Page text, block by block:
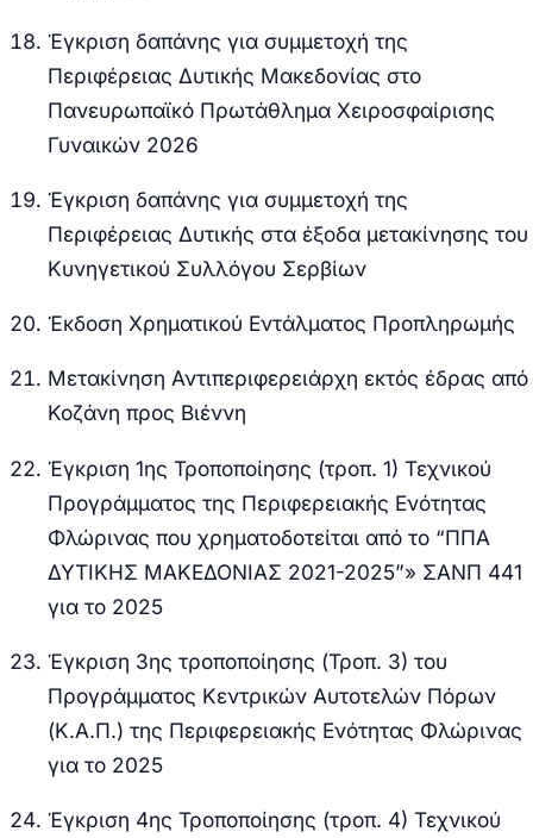
Έγκριση δαπάνης για συμμετοχή της
Περιφέρειας Δυτικής Μακεδονίας στο
Πανευρωπαϊκό Πρωτάθλημα Χειροσφαίρισης
Γυναικών 2026
Έγκριση δαπάνης για συμμετοχή της
Περιφέρειας Δυτικής στα έξοδα μετακίνησης του
Κυνηγετικού Συλλόγου Σερβίων
Έκδοση Χρηματικού Εντάλματος Προπληρωμής
Μετακίνηση Αντιπεριφερειάρχη εκτός έδρας από
Κοζάνη προς Βιέννη
Έγκριση 1ης Τροποποίησης (τροπ. 1) Τεχνικού
Προγράμματος της Περιφερειακής Ενότητας
Φλώρινας που χρηματοδοτείται από τo “ΠΠΑ
ΔΥΤΙΚΗΣ ΜΑΚΕΔΟΝΙΑΣ 2021-2025”» ΣΑΝΠ 441
για το 2025
Έγκριση 3ης τροποποίησης (Τροπ. 3) του
Προγράμματος Κεντρικών Αυτοτελών Πόρων
(Κ.Α.Π.) της Περιφερειακής Ενότητας Φλώρινας
για το 2025
Έγκριση 4ης Τροποποίησης (τροπ. 4) Τεχνικού